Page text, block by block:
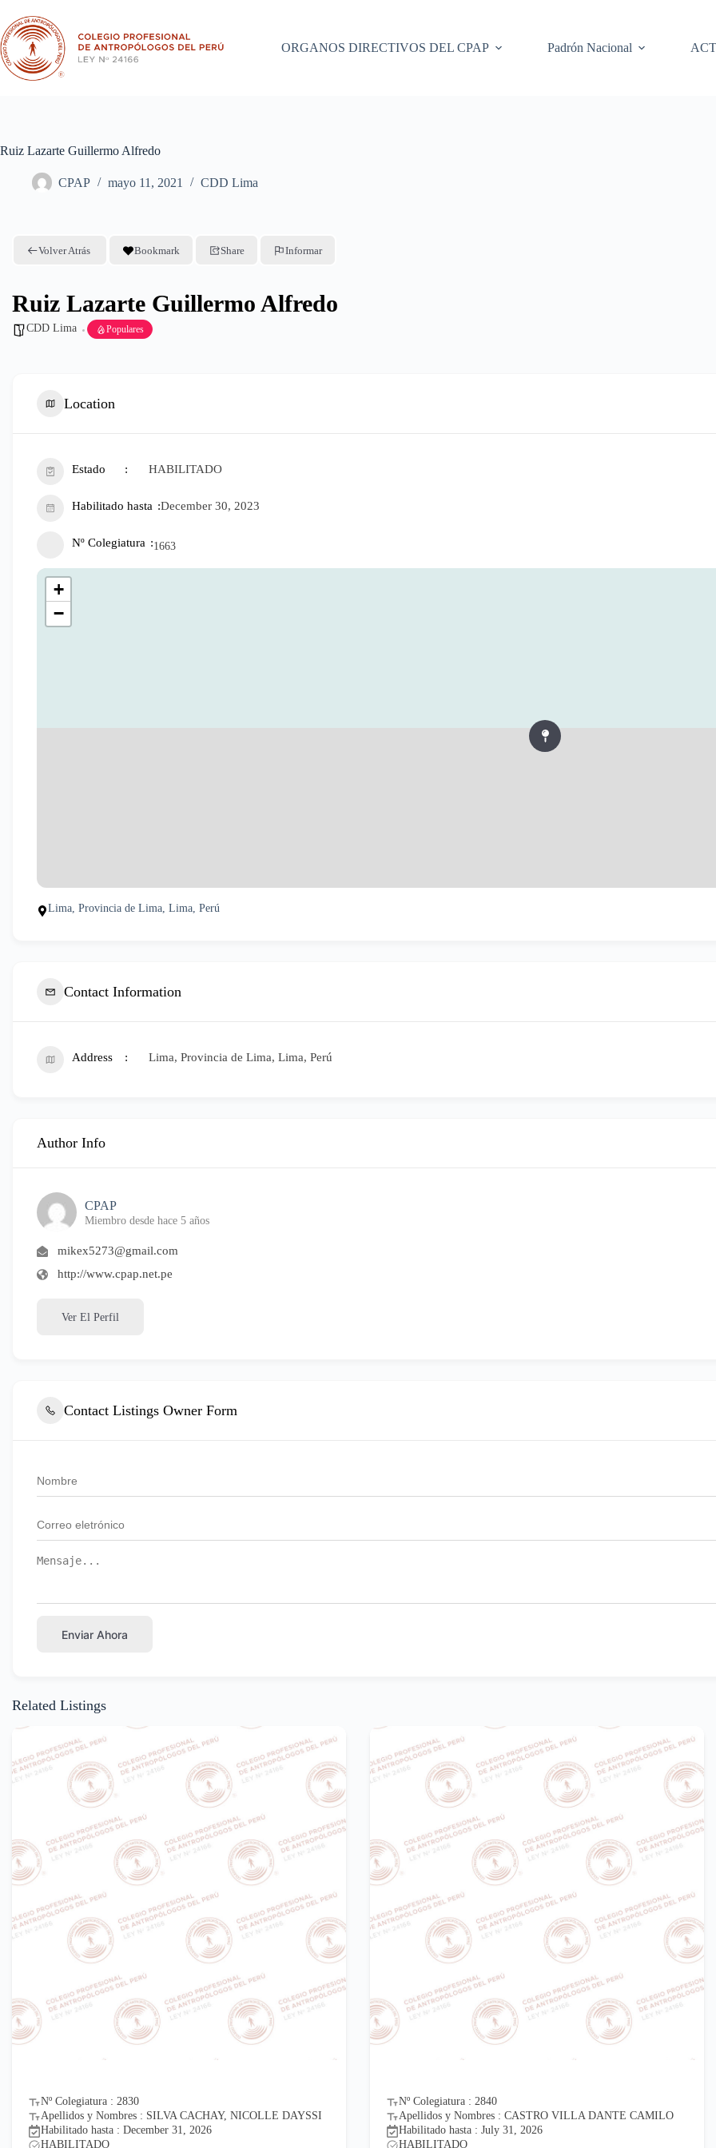
contenido
ORGANOS DIRECTIVOS DEL CPAP
Padrón Nacional
Ruiz Lazarte Guillermo Alfredo
CPAP mayo 11, 2021 CDD Lima
Volver Atrás Bookmark Share Informar
Ruiz Lazarte Guillermo Alfredo
CDD Lima Populares
Location
Estado HABILITADO
Habilitado hasta December 30, 2023
Nº Colegiatura 1663
+
−
Lima, Provincia de Lima, Lima, Perú
Contact Information
Address Lima, Provincia de Lima, Lima, Perú
Author Info
CPAP
Miembro desde hace 5 años
mikex5273@gmail.com
http://www.cpap.net.pe
Ver El Perfil
Contact Listings Owner Form
Enviar Ahora
Related Listings
Nº Colegiatura : 2830
Apellidos y Nombres : SILVA CACHAY, NICOLLE DAYSSI
Habilitado hasta : December 31, 2026
HABILITADO
Nº Colegiatura : 2840
Apellidos y Nombres : CASTRO VILLA DANTE CAMILO
Habilitado hasta : July 31, 2026
HABILITADO